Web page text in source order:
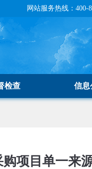
网站服务热线：
检查 信息
项目单一来